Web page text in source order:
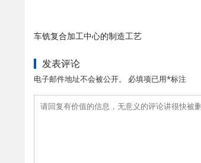
车铣复合加工中心的制造工艺
发表评论
电子邮件地址不会被公开。 必填项已用*标注